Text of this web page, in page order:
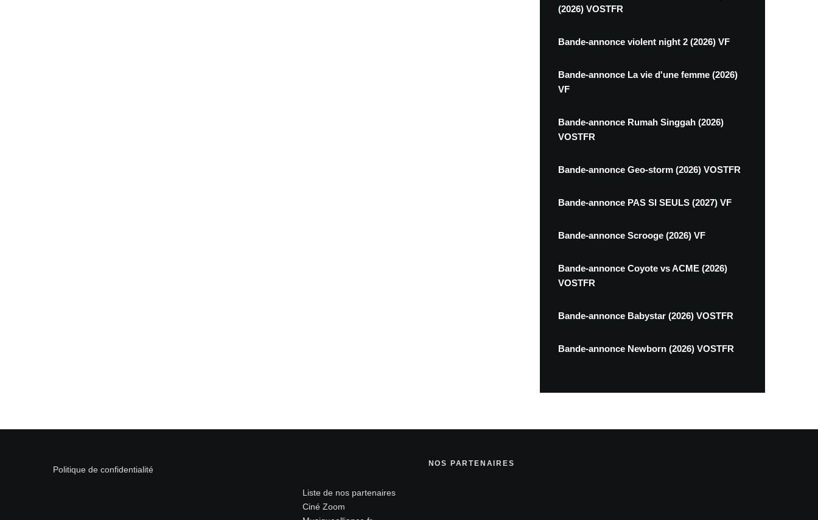
(2026) VOSTFR
Bande-annonce violent night 2 (2026) VF
Bande-annonce La vie d'une femme (2026)
VF
Bande-annonce Rumah Singgah (2026)
VOSTFR
Bande-annonce Geo-storm (2026) VOSTFR
Bande-annonce PAS SI SEULS (2027) VF
Bande-annonce Scrooge (2026) VF
Bande-annonce Coyote vs ACME (2026)
VOSTFR
Bande-annonce Babystar (2026) VOSTFR
Bande-annonce Newborn (2026) VOSTFR
Politique de confidentialité
NOS PARTENAIRES
Liste de nos partenaires
Ciné Zoom